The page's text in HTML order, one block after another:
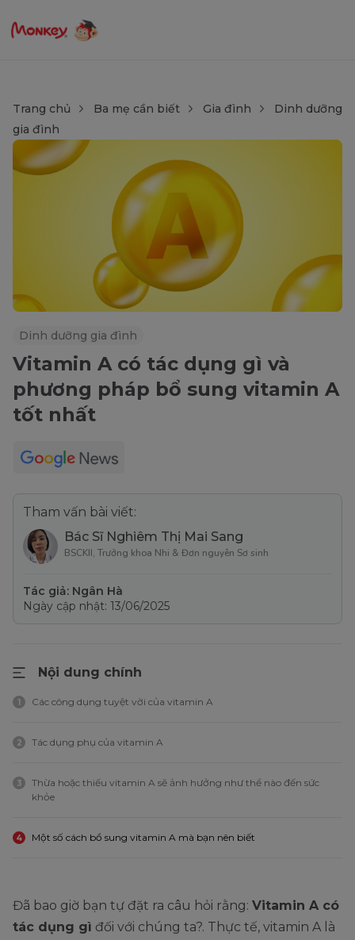
Trang chủ Ba mẹ cần biết Gia đình
Dinh dưỡng
gia đình
Dinh dưỡng gia đình
Vitamin A có tác dụng gì và
phương pháp bổ sung vitamin A
tốt nhất
Tham vấn bài viết:
Bác Sĩ Nghiêm Thị Mai Sang
BSCKII, Trưởng khoa Nhi & Đơn nguyên Sơ sinh
Tác giả: Ngân Hà
Ngày cập nhật: 13/06/2025
Nội dung chính
1 Các công dụng tuyệt vời của vitamin A
2 Tác dụng phụ của vitamin A
3
Thừa hoặc thiếu vitamin A sẽ ảnh hưởng như thể nào đến sức
khỏe
4 Một số cách bổ sung vitamin A mà bạn nên biết
Đã bao giờ bạn tự đặt ra câu hỏi rằng: Vitamin A có
tác dụng gì đối với chúng ta?. Thực tế, vitamin A là